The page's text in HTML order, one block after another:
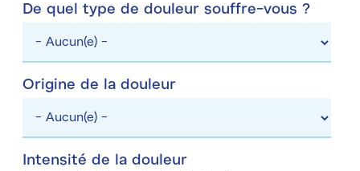
De quel type de douleur souffre-vous ?
quel
type
de
souffre-
vous
?
Origine de la douleur
de
la
douleur
Intensité de la douleur